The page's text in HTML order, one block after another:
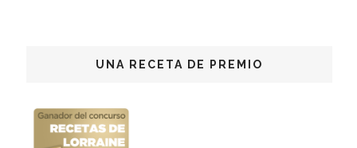
UNA RECETA DE PREMIO